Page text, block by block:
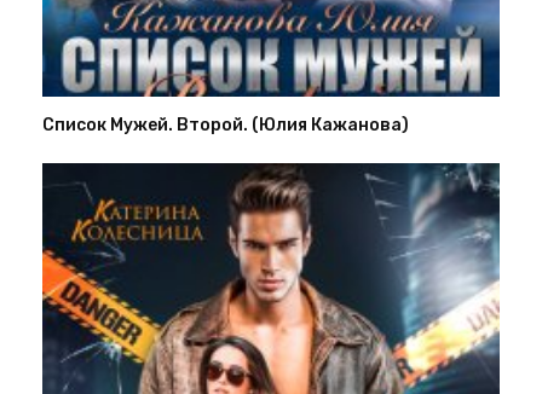
Список Мужей. Второй. (Юлия Кажанова)